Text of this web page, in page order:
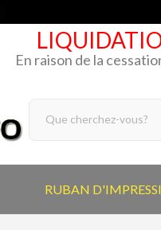
En raison de la
RUBAN